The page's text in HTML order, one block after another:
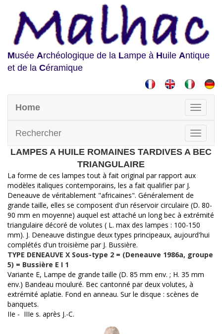
Musée Archéologique de la Lampe à Huile Antique
et de la Céramique
Home
Rechercher
LAMPES A HUILE ROMAINES TARDIVES A BEC
TRIANGULAIRE
La forme de ces lampes tout à fait original par rapport aux
modèles italiques contemporains, les a fait qualifier par J.
Deneauve de véritablement "africaines". Généralement de
grande taille, elles se composent d'un réservoir circulaire (D. 80-
90 mm en moyenne) auquel est attaché un long bec à extrémité
triangulaire décoré de volutes ( L. max des lampes : 100-150
mm). J. Deneauve distingue deux types principeaux, aujourd'hui
complétés d'un troisième par J. Bussière.
TYPE DENEAUVE X Sous-type 2 = (Deneauve 1986a, groupe
5) = Bussière E I 1
Variante E, Lampe de grande taille (D. 85 mm env. ; H. 35 mm
env.) Bandeau mouluré. Bec cantonné par deux volutes, à
extrémité aplatie. Fond en anneau. Sur le disque : scènes de
banquets.
IIe - IIIe s. après J.-C.